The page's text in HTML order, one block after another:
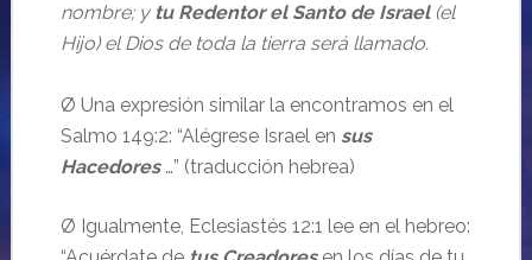
nombre; y tu Redentor el Santo de Israel (el
Hijo) el Dios de toda la tierra será llamado.
Ø Una expresión similar la encontramos en el
Salmo 149:2: “Alégrese Israel en sus
Hacedores …” (traducción hebrea)
Ø Igualmente, Eclesiastés 12:1 lee en el hebreo: